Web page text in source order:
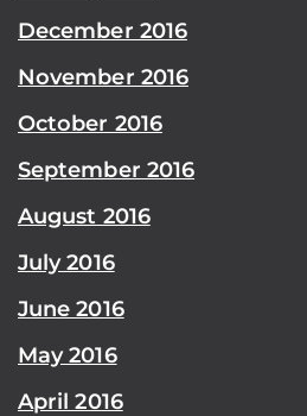
December 2016
November 2016
October 2016
September 2016
August 2016
July 2016
June 2016
May 2016
April 2016